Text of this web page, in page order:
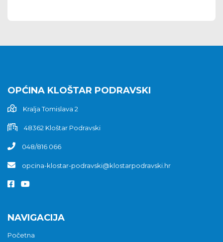
OPĆINA KLOŠTAR PODRAVSKI
Kralja Tomislava 2
48362 Kloštar Podravski
048/816 066
opcina-klostar-podravski@klostarpodravski.hr
NAVIGACIJA
Početna